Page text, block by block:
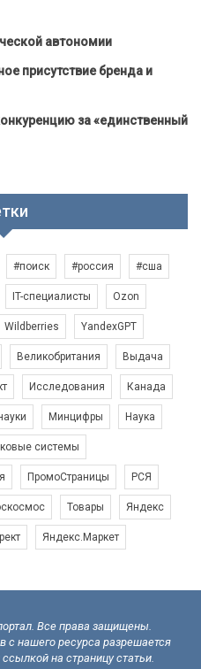
автономии
присутствие бренда и
за «единственный
#поиск #россия #сша
IT-специалисты Ozon
Wildberries YandexGPT
Великобритания Выдача
Исследования Канада
Минцифры Наука
системы
ПромоСтраницы РСЯ
Товары Яндекс
Яндекс.Маркет
Все права защищены.
с нашего ресурса разрешается
на страницу статьи.